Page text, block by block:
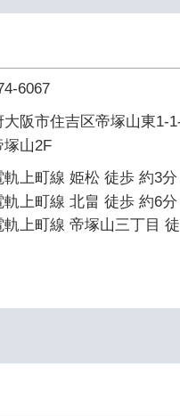
6067
大阪市住吉区帝塚山東1-
塚山2F
軌上町線 姫松 徒歩 約3分
軌上町線 北畠 徒歩 約6分
軌上町線 帝塚山三丁目